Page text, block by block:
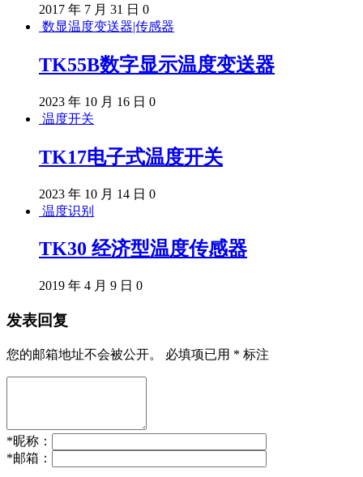
2017 年 7 月 31 日 0
数显温度变送器|传感器
TK55B数字显示温度变送器
2023 年 10 月 16 日 0
温度开关
TK17电子式温度开关
2023 年 10 月 14 日 0
温度识别
TK30 经济型温度传感器
2019 年 4 月 9 日 0
发表回复
您的邮箱地址不会被公开。 必填项已用 * 标注
*昵称：
*邮箱：